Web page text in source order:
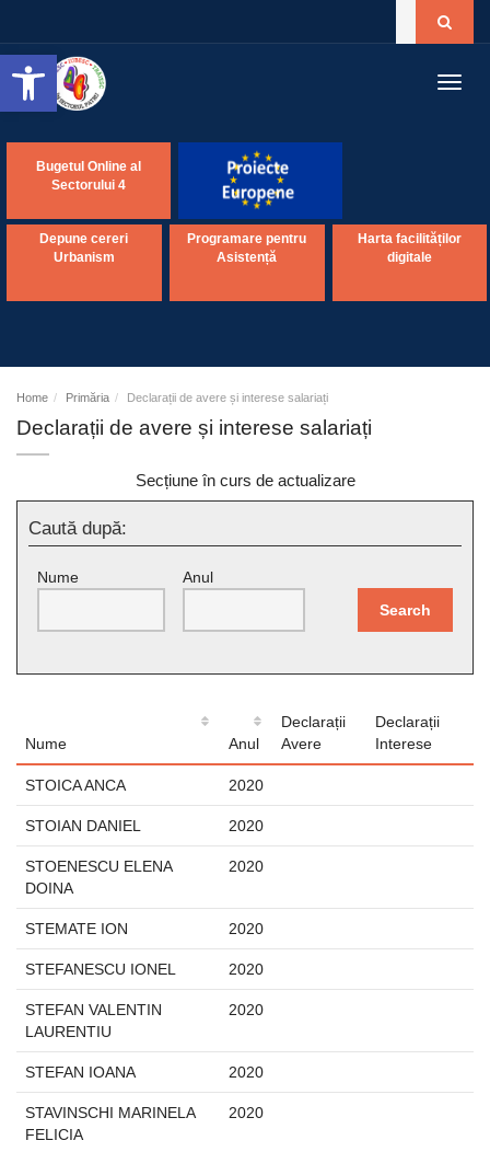
Open toolbar
Bugetul Online al
Sectorului 4
Depune cereri
Urbanism
Programare pentru
Asistență
Harta facilităților
digitale
Home Primăria Declarații de avere și interese salariați
Declarații de avere și interese salariați
Secțiune în curs de actualizare
Caută după:
Nume
Anul
Search
Nume Anul
Declarații
Avere
Declarații
Interese
STOICA ANCA 2020
STOIAN DANIEL 2020
STOENESCU ELENA
DOINA
2020
STEMATE ION 2020
STEFANESCU IONEL 2020
STEFAN VALENTIN
LAURENTIU
2020
STEFAN IOANA 2020
STAVINSCHI MARINELA
FELICIA
2020